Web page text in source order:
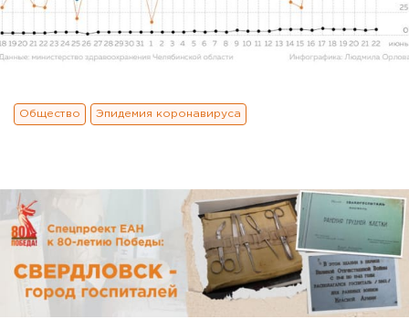
Общество Эпидемия коронавируса